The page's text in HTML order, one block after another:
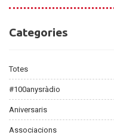
Categories
Categories
Totes
#100anysràdio
Aniversaris
Associacions